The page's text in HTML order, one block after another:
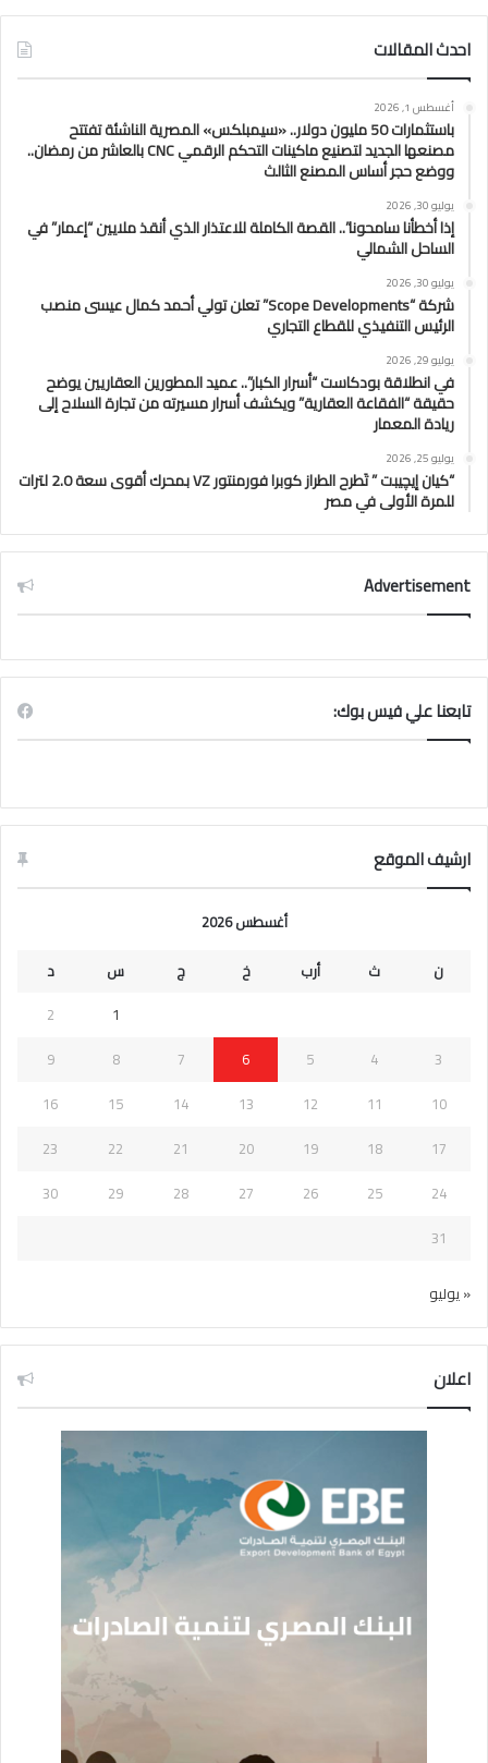
احدث المقالات
أغسطس 1, 2026
باستثمارات 50 مليون دولار.. «سيمبلكس» المصرية الناشئة تفتتح
مصنعها الجديد لتصنيع ماكينات التحكم الرقمي CNC بالعاشر من رمضان..
ووضع حجر أساس المصنع الثالث
يوليو 30, 2026
إذا أخطأنا سامحونا”.. القصة الكاملة للاعتذار الذي أنقذ ملايين “إعمار” في
الساحل الشمالي
يوليو 30, 2026
شركة “Scope Developments” تعلن تولي أحمد كمال عيسى منصب
الرئيس التنفيذي للقطاع التجاري
يوليو 29, 2026
في انطلاقة بودكاست “أسرار الكبار”.. عميد المطورين العقاريين يوضح
حقيقة “الفقاعة العقارية” ويكشف أسرار مسيرته من تجارة السلاح إلى
ريادة المعمار
يوليو 25, 2026
“كيان إيچيبت ” تَطرح الطراز كوبرا فورمنتور VZ بمحرك أقوى سعة 2.0 لترات
للمرة الأولى في مصر
Advertisement
تابعنا علي فيس بوك:
ارشيف الموقع
أغسطس 2026
ن
ث أرب خ ج س
د
1
2
3
4
5
6
7
8
9
10
11
12
13
14
15
16
17
18
19
20
21
22
23
24
25
26
27
28
29
30
31
« يوليو
اعلان